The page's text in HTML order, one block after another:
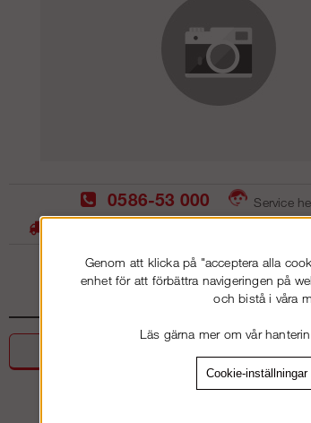
0586-53 000
Service
Genom att klicka på "acceptera alla
enhet för att förbättra navigeringen på
och bistå i våra
Läs gärna mer om vår
Cookie-inställningar
VÄLKOMMEN TILL